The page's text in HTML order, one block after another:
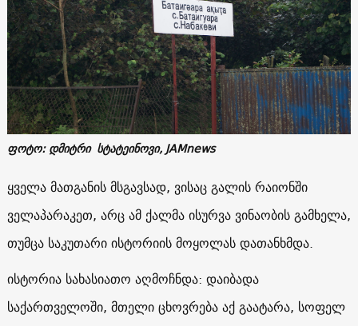
ფოტო: დმიტრი სტატეინოვი, JAMnews
ყველა მათგანის მსგავსად, ვისაც გალის რაიონში
ველაპარაკეთ, არც ამ ქალმა ისურვა ვინაობის გამხელა,
თუმცა საკუთარი ისტორიის მოყოლას დათანხმდა.
ისტორია სახასიათო აღმოჩნდა: დაიბადა
საქართველოში, მთელი ცხოვრება აქ გაატარა, სოფელ